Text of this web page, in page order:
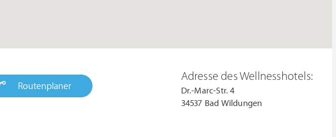
Routenplaner
Adresse des Wellnesshotels:
Dr.-Marc-Str. 4
34537 Bad Wildungen